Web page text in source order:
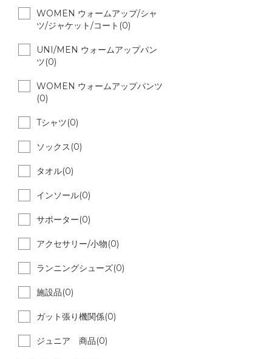
WOMEN ウォームアップ/シャ
ツ/ジャケット/コート(0)
UNI/MEN ウォームアップパン
ツ(0)
WOMEN ウォームアップパンツ
(0)
Tシャツ(0)
ソックス(0)
タオル(0)
インソール(0)
サポーター(0)
アクセサリー/小物(0)
ランニングシューズ(0)
施設品(0)
ガット張り機関係(0)
ジュニア 商品(0)